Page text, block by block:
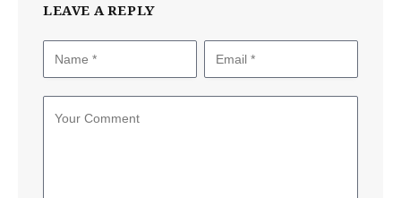
LEAVE A REPLY